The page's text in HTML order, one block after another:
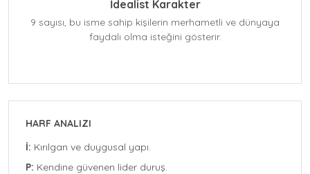
İdealist Karakter
9 sayısı, bu isme sahip kişilerin merhametli ve dünyaya
faydalı olma isteğini gösterir.
HARF ANALIZI
İ: Kırılgan ve duygusal yapı.
P: Kendine güvenen lider duruş.